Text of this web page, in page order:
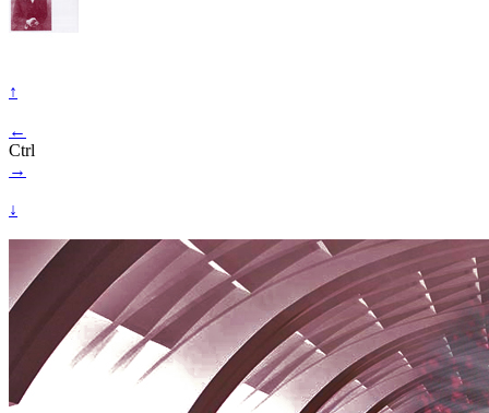
↑
←
Ctrl
→
↓